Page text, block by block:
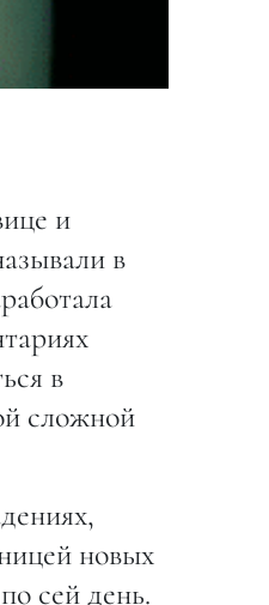
и
в
в
сложной
новых
сей день.